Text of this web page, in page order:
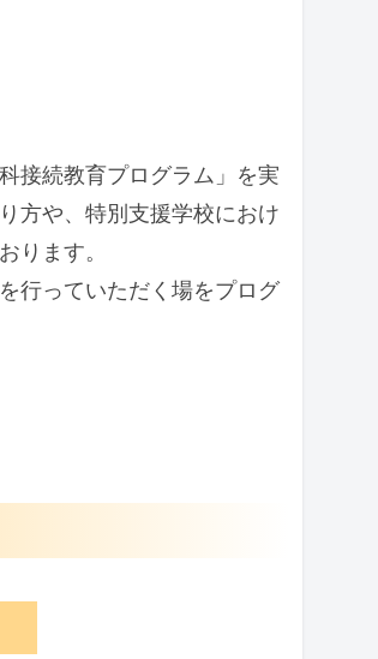
接続教育プログラム」を実
方や、特別支援学校におけ
ります。
行っていただく場をプログ